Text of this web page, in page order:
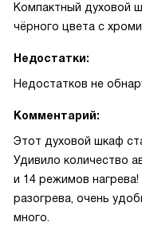
Компактный духовой
чёрного цвета с
Недостатки:
Недостатков не
Комментарий:
Этот духовой шкаф
Удивило количество
и 14 режимов
разогрева, очень
много.